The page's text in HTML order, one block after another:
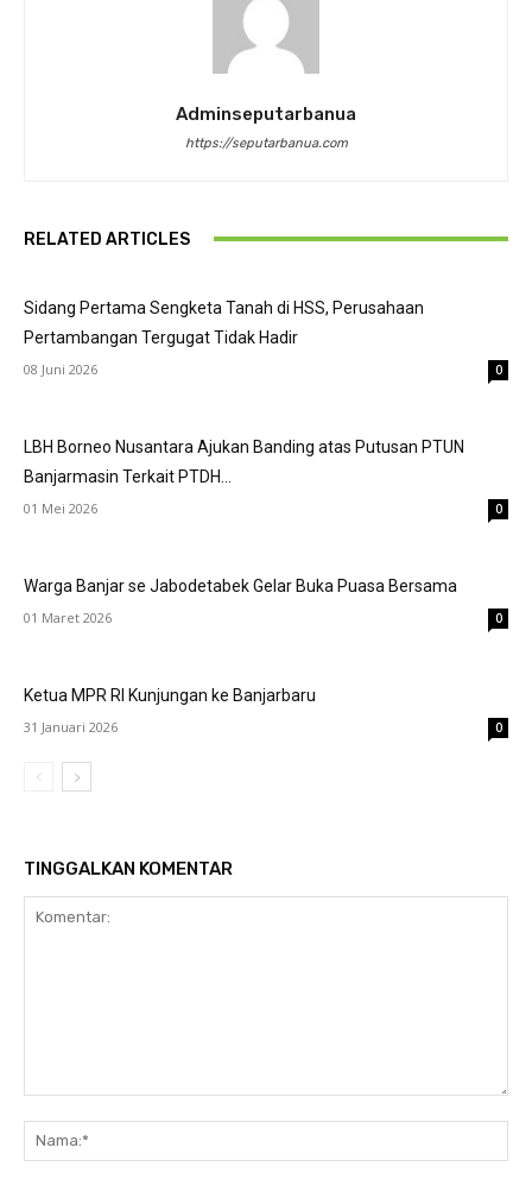
Adminseputarbanua
https://seputarbanua.com
RELATED ARTICLES
Sidang Pertama Sengketa Tanah di HSS, Perusahaan
Pertambangan Tergugat Tidak Hadir
08 Juni 2026 0
LBH Borneo Nusantara Ajukan Banding atas Putusan PTUN
Banjarmasin Terkait PTDH...
01 Mei 2026 0
Warga Banjar se Jabodetabek Gelar Buka Puasa Bersama
01 Maret 2026 0
Ketua MPR RI Kunjungan ke Banjarbaru
31 Januari 2026 0
TINGGALKAN KOMENTAR